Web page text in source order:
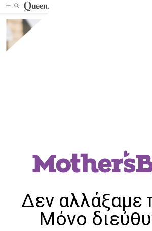
Δεν αλλάξαμε
Μόνο